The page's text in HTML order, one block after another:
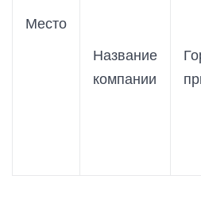
Место
Название
компании